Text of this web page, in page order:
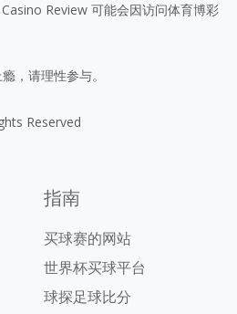
Review 可能会因访问体育博彩
，请理性参与。
Reserved
指南
买球赛的网站
世界杯买球平台
球探足球比分